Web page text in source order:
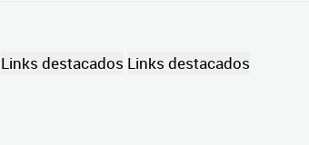
Links destacados Links destacados